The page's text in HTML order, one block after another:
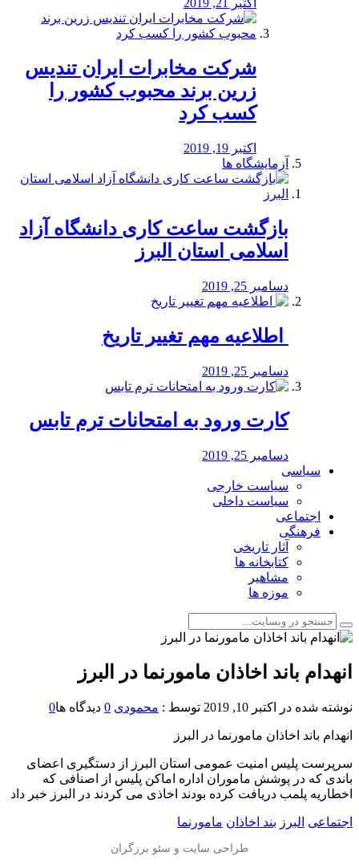
اکتبر 21, 2019
شرکت مخابرات ایران تندیس
زرین برند محبوب کشور را
کسب کرد
اکتبر 19, 2019
آزمایشگاه ها
بازگشت ساعت کاری دانشگاه آزاد
اسلامی استان البرز
دسامبر 25, 2019
️ اطلاعیه مهم تغییر تاریخ
دسامبر 25, 2019
کارت ورود به امتحانات ترم تابس
دسامبر 25, 2019
سیاسی
سیاست خارجی
سیاست داخلی
اجتماعی
فرهنگی
آثار تاریخی
کتابخانه ها
مشاهیر
موزه ها
️انهدام باند اخاذان مامورنما در البرز
نوشته شده در اکتبر 10, 2019 توسط : محمودی 0 دیدگاه ها0
️انهدام باند اخاذان مامورنما در البرز
سرپرست پلیس امنیت عمومی استان البرز از دستگیری اعضای
باندی که در پوشش ماموران اداره اماکن پلیس از اصنافی که
اخطاریه پلمب دریافت کرده بودند اخاذی می کردند در البرز خبر داد
اجتماعی البرز بند اخاذان مامورنما